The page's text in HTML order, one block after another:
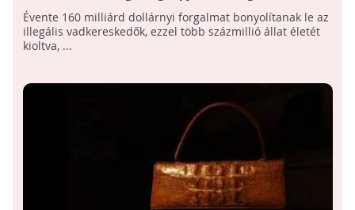
kereskedelem jelenti a legnagyobb veszélyt
Évente 160 milliárd dollárnyi forgalmat bonyolítanak le az
illegális vadkereskedők, ezzel több százmillió állat életét
kioltva, ...